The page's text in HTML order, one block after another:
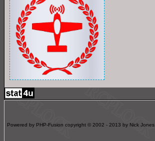
Powered by PHP-Fusion copyright © 2002 - 2013 by Nick Jones.